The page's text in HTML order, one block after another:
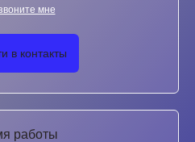
мне
в контакты
работы